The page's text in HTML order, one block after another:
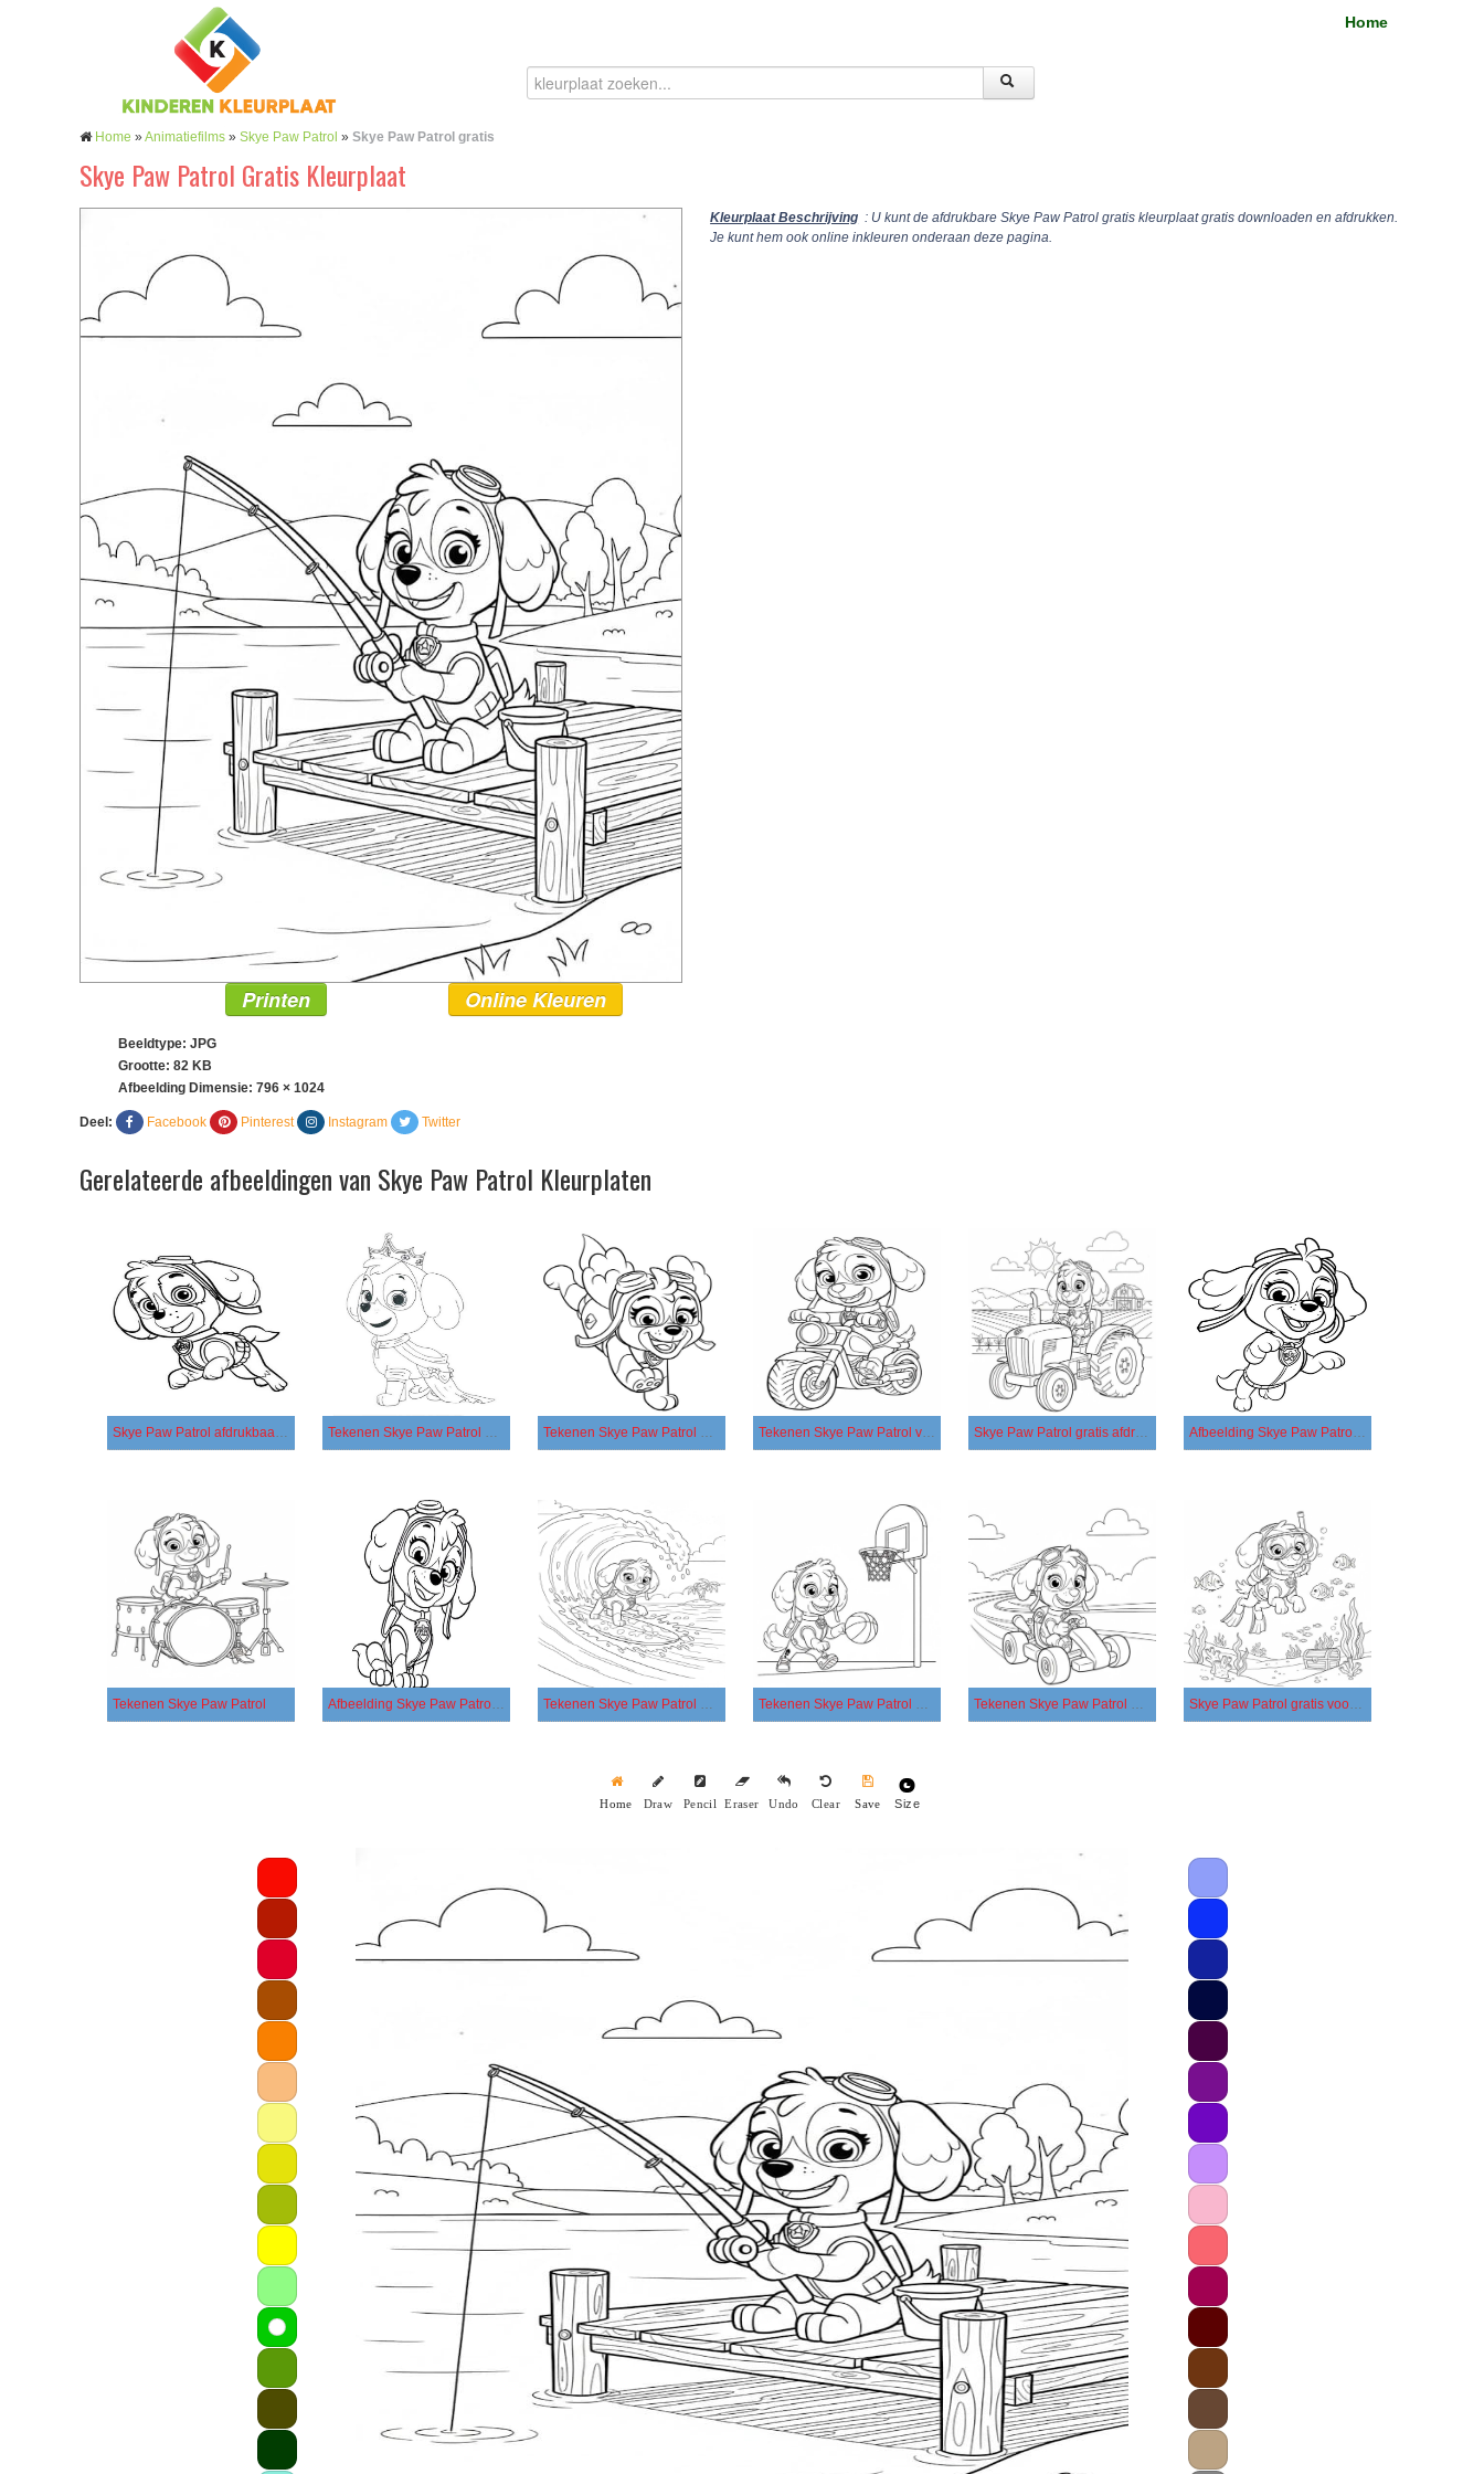
Home
Home »Animatiefilms » Skye Paw Patrol » Skye Paw Patrol gratis
Skye Paw Patrol Gratis Kleurplaat
Kleurplaat Beschrijving : U kunt de afdrukbare Skye Paw Patrol gratis kleurplaat gratis downloaden en afdrukken.
Je kunt hem ook online inkleuren onderaan deze pagina.
Printen Online Kleuren
Beeldtype: JPG
Grootte: 82 KB
Afbeelding Dimensie: 796 × 1024
Deel: Facebook Pinterest Instagram Twitter
Gerelateerde afbeeldingen van Skye Paw Patrol Kleurplaten
Skye Paw Patrol afdrukbaar basis Tekenen Skye Paw Patrol gratis afdrukbaar basis Tekenen Skye Paw Patrol afdrukbaar eenvoudig Tekenen Skye Paw Patrol voor kinderen Skye Paw Patrol gratis afdrukbaar Afbeelding Skye Paw Patrol gratis
Tekenen Skye Paw Patrol Afbeelding Skye Paw Patrol gratis afdrukbaar Tekenen Skye Paw Patrol afdrukbaar Tekenen Skye Paw Patrol gratis voor kinderen Tekenen Skye Paw Patrol gratis Skye Paw Patrol gratis voor kinderen
Home Draw Pencil Eraser Undo Clear Save Size